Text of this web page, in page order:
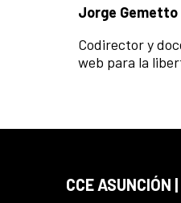
Jorge Gemetto
Codirector y
web para la
CCE ASUNCIÓN